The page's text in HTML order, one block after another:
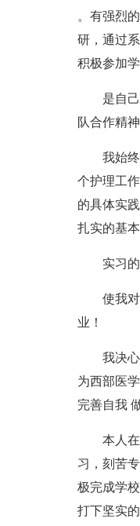
。有强烈
研，通过
积极参加
是自
队合作精
我始
个护理工
的具体实
扎实的基
实习
使我
业！
我决
为西部医
完善自我
本人
习，刻苦
极完成学
打下坚实